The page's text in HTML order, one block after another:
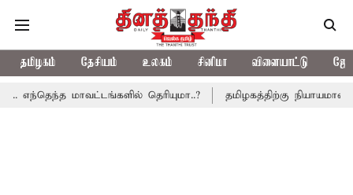
தமிழகம் தேசியம் உலகம் சினிமா விளையாட்டு
தெரியுமா..? தமிழகத்திற்கு நியாயமான